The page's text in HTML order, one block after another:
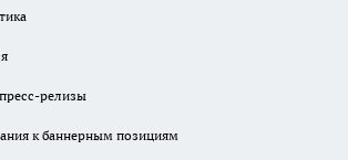
релизы
к баннерным позициям